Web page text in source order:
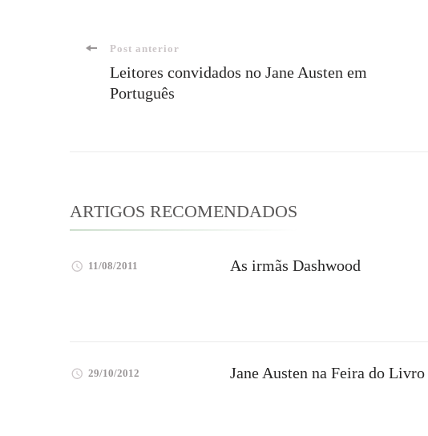
Navegação
Post anterior
Leitores convidados no Jane Austen em
Português
ARTIGOS RECOMENDADOS
11/08/2011 As irmãs Dashwood
29/10/2012 Jane Austen na Feira do